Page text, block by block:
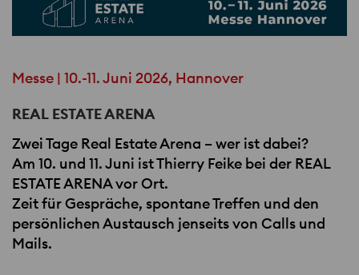
Messe | 10.-11. Juni 2026, Hannover
REAL ESTATE ARENA
Zwei Tage Real Estate Arena – wer ist dabei?
Am 10. und 11. Juni ist Thierry Feike bei der REAL
ESTATEARENA​ vor Ort.
Zeit für Gespräche, spontane Treffen und den
persönlichen Austausch jenseits von Calls und
Mails.